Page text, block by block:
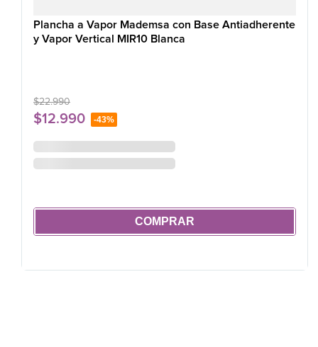
Plancha a Vapor Mademsa con Base Antiadherente
y Vapor Vertical MIR10 Blanca
$22.990
$12.990 -43%
COMPRAR